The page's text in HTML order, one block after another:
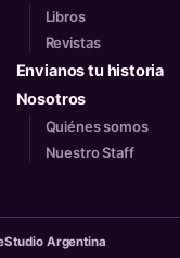
Libros
Revistas
Envianos tu historia
Nosotros
Quiénes somos
Nuestro Staff
Argentina